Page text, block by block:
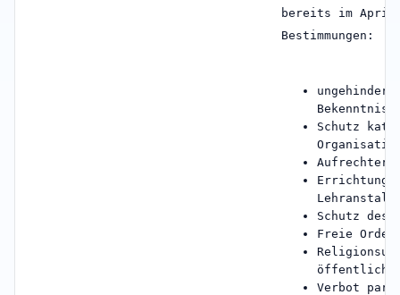
bereits im April
Bestimmungen:
Schutz
Errichtung
Schutz des
Freie
Verbot